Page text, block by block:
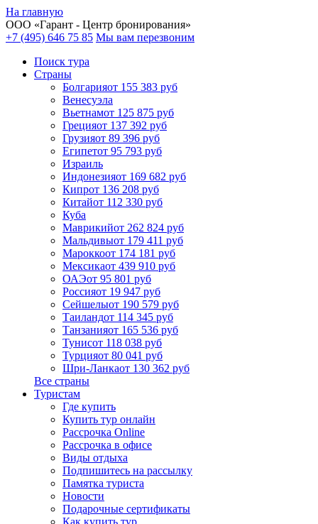
На главную
ООО «Гарант - Центр бронирования»
+7 (495) 646 75 85 Мы вам перезвоним
Поиск тура
Cтраны
Болгарияот 155 383 руб
Венесуэла
Вьетнамот 125 875 руб
Грецияот 137 392 руб
Грузияот 89 396 руб
Египетот 95 793 руб
Израиль
Индонезияот 169 682 руб
Кипрот 136 208 руб
Китайот 112 330 руб
Куба
Маврикийот 262 824 руб
Мальдивыот 179 411 руб
Мароккоот 174 181 руб
Мексикаот 439 910 руб
ОАЭот 95 801 руб
Россияот 19 947 руб
Сейшелыот 190 579 руб
Таиландот 114 345 руб
Танзанияот 165 536 руб
Тунисот 118 038 руб
Турцияот 80 041 руб
Шри-Ланкаот 130 362 руб
Все страны
Туристам
Где купить
Купить тур онлайн
Рассрочка Online
Рассрочка в офисе
Виды отдыха
Подпишитесь на рассылку
Памятка туриста
Новости
Подарочные сертификаты
Как купить тур